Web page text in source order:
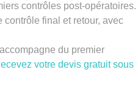
contrôles post-opératoires.
contrôle final et retour, avec
du premier
votre devis gratuit sous